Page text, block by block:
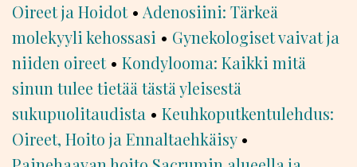
Oireet ja Hoidot• Adenosiini: Tärkeä
molekyyli kehossasi • Gynekologiset vaivat ja
niiden oireet• Kondylooma: Kaikki mitä
sinun tulee tietää tästä yleisestä
sukupuolitaudista • Keuhkoputkentulehdus:
Oireet, Hoito ja Ennaltaehkäisy•